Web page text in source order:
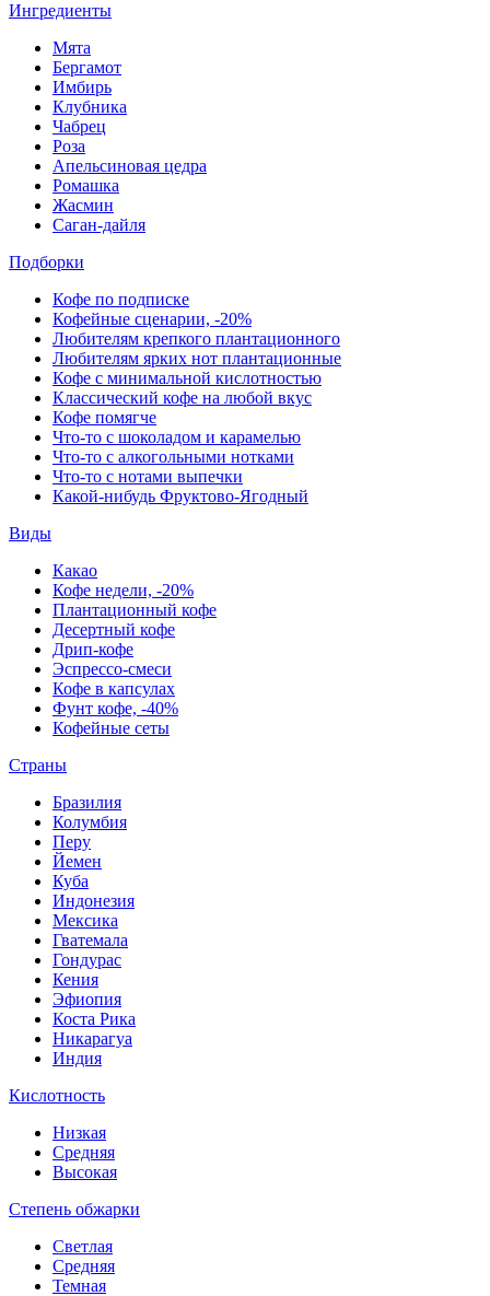
Ингредиенты
Мята
Бергамот
Имбирь
Клубника
Чабрец
Роза
Апельсиновая цедра
Ромашка
Жасмин
Саган-дайля
Подборки
Кофе по подписке
Кофейные сценарии, -20%
Любителям крепкого плантационного
Любителям ярких нот плантационные
Кофе с минимальной кислотностью
Классический кофе на любой вкус
Кофе помягче
Что-то с шоколадом и карамелью
Что-то с алкогольными нотками
Что-то с нотами выпечки
Какой-нибудь Фруктово-Ягодный
Виды
Какао
Кофе недели, -20%
Плантационный кофе
Десертный кофе
Дрип-кофе
Эспрессо-смеси
Кофе в капсулах
Фунт кофе, -40%
Кофейные сеты
Страны
Бразилия
Колумбия
Перу
Йемен
Куба
Индонезия
Мексика
Гватемала
Гондурас
Кения
Эфиопия
Коста Рика
Никарагуа
Индия
Кислотность
Низкая
Средняя
Высокая
Степень обжарки
Светлая
Средняя
Темная